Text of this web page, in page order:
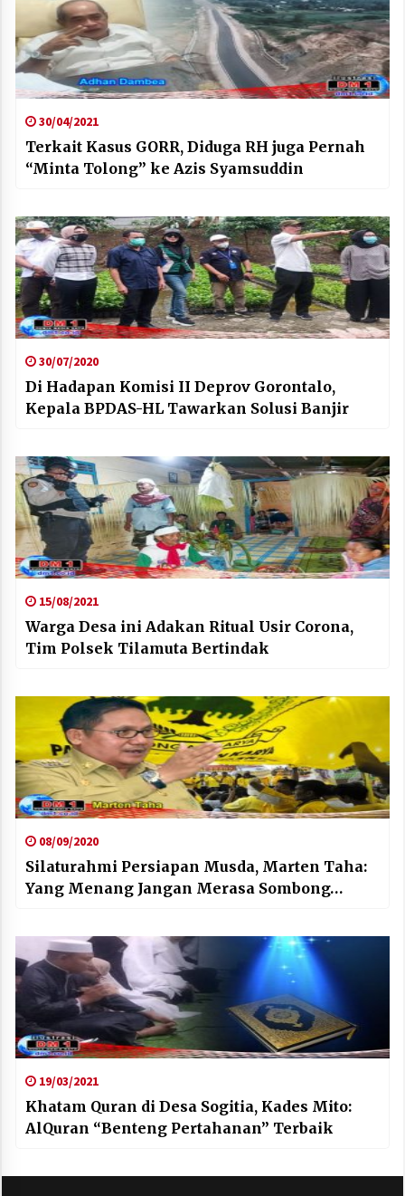
30/04/2021
Terkait Kasus GORR, Diduga RH juga Pernah
“Minta Tolong” ke Azis Syamsuddin
30/07/2020
Di Hadapan Komisi II Deprov Gorontalo,
Kepala BPDAS-HL Tawarkan Solusi Banjir
15/08/2021
Warga Desa ini Adakan Ritual Usir Corona,
Tim Polsek Tilamuta Bertindak
08/09/2020
Silaturahmi Persiapan Musda, Marten Taha:
Yang Menang Jangan Merasa Sombong…
19/03/2021
Khatam Quran di Desa Sogitia, Kades Mito:
AlQuran “Benteng Pertahanan” Terbaik